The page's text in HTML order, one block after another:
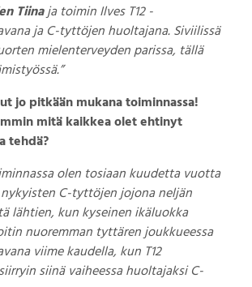
Tiinaja toimin Ilves T12 -
ja C-tyttöjen huoltajana. Siviilissä
mielenterveyden parissa, tällä
jo pitkään mukana toiminnassa!
mitä kaikkea olet ehtinyt
tehdä?
olen tosiaan kuudetta vuotta
C-tyttöjen jojona neljän
lähtien, kun kyseinen ikäluokka
nuoremman tyttären joukkueessa
viime kaudella, kun T12
siinä vaiheessa huoltajaksi C-